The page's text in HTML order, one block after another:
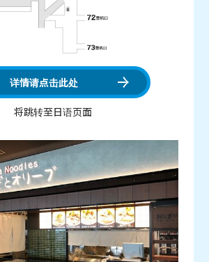
详情请点击此处
将跳转至日语页面